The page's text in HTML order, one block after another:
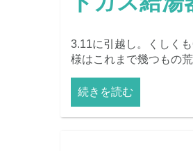
3.11に引越し。くしく
様はこれまで幾つもの
続きを読む